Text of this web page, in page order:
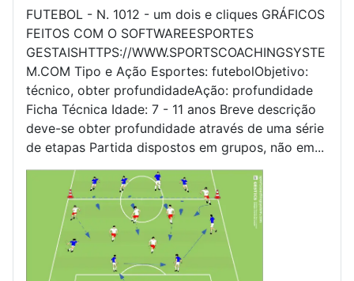
FUTEBOL - N. 1012 - um dois e cliques GRÁFICOS
FEITOS COM O SOFTWAREESPORTES
GESTAISHTTPS://WWW.SPORTSCOACHINGSYSTE
M.COM Tipo e Ação Esportes: futebolObjetivo:
técnico, obter profundidadeAção: profundidade
Ficha Técnica Idade: 7 - 11 anos Breve descrição
deve-se obter profundidade através de uma série
de etapas Partida dispostos em grupos, não em...